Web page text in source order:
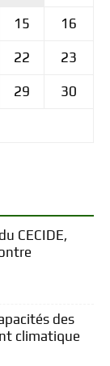
15 16
22 23
29 30
CECIDE,
des
climatique